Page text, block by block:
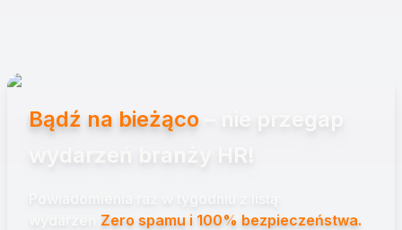
Bądź na bieżąco
– nie przegap
wydarzeń branży HR!
Zero spamu i 100% bezpieczeństwa.